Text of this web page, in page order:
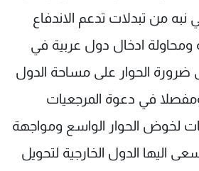
نبه من تبدلات تدعم الاندفاع
ومحاولة ادخال دول عربية في
ضرورة الحوار على مساحة الدول
ومفصلا في دعوة المرجعيات
لخوض الحوار الواسع ومواجهة
اليها الدول الخارجية لتحويل